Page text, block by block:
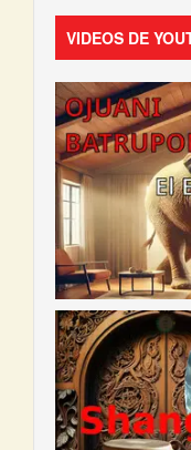
VIDEOS DE